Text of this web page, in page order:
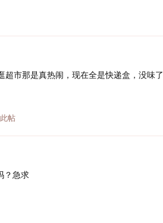
超市那是真热闹，现在全是快递盒，没味了
帖
？急求